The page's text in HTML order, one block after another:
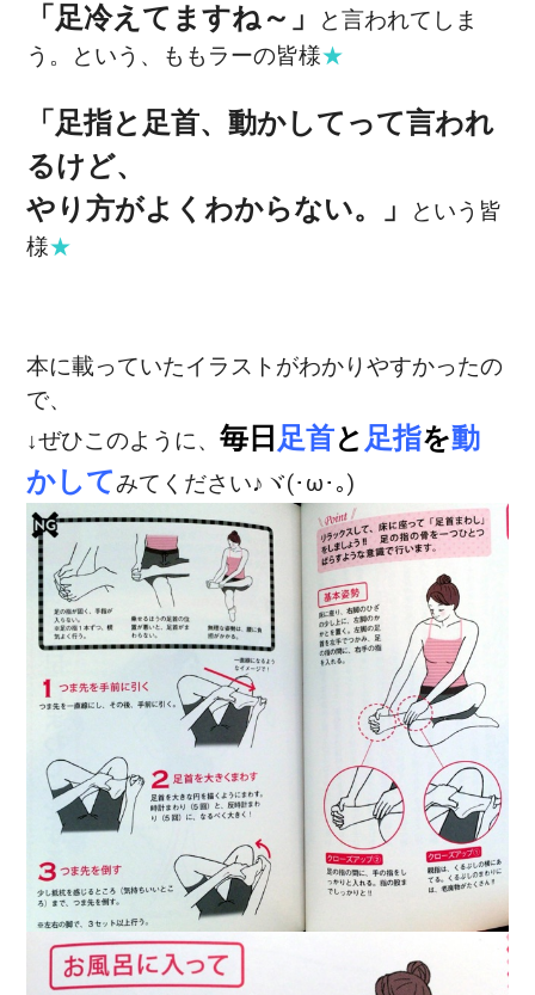
「足冷えてますね～」
と言われてしま
う。という、ももラーの皆様★
「足指と足首、動かしてって言われ
るけど、
やり方がよくわからない。」
という皆
様★
本に載っていたイラストがわかりやすかったの
で、
↓ぜひこのように、 毎日 足首と 足指を動
かしてみてください♪ヾ(･ω･｡)